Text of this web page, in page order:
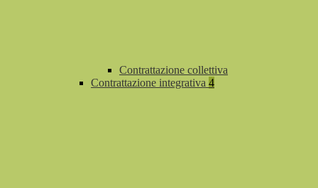
Contrattazione collettiva
Contrattazione integrativa 4